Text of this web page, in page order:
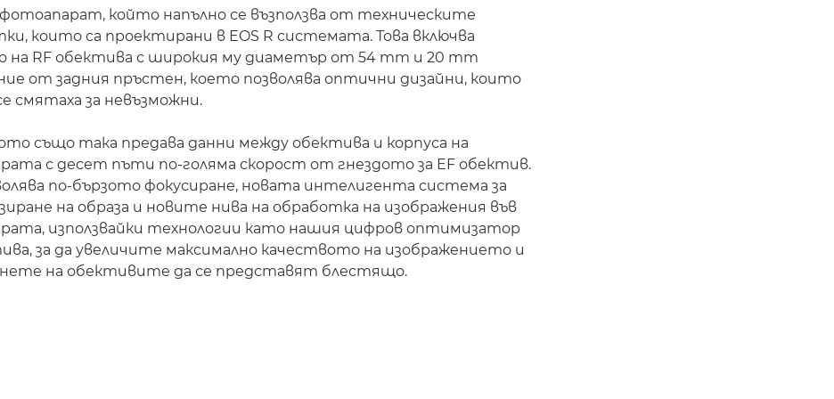
фотоапарат, който напълно се възползва от техническите
които са проектирани в EOS R системата. Това включва
на RF обектива с широкия му диаметър от 54 mm и 20 mm
от задния пръстен, което позволява оптични дизайни, които
смятаха за невъзможни.
също така предава данни между обектива и корпуса на
с десет пъти по-голяма скорост от гнездото за EF обектив.
по-бързото фокусиране, новата интелигента система за
на образа и новите нива на обработка на изображения във
използвайки технологии като нашия цифров оптимизатор
за да увеличите максимално качеството на изображението и
на обективите да се представят блестящо.